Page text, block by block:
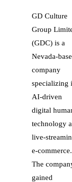
GD Culture
Group
(GDC) is a
Nevada-
company
specializing
AI-driven
digital
technology
live-
e-commerce.
The
gained